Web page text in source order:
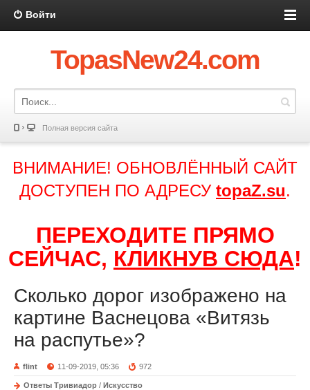
Войти
TopasNew24.com
Полная версия сайта
ВНИМАНИЕ! ОБНОВЛЁННЫЙ САЙТ
ДОСТУПЕН ПО АДРЕСУ topaZ.su.
ПЕРЕХОДИТЕ ПРЯМО
СЕЙЧАС, КЛИКНУВ СЮДА!
Сколько дорог изображено на
картине Васнецова «Витязь
на распутье»?
flint 11-09-2019, 05:36 972
Ответы Тривиадор / Искусство